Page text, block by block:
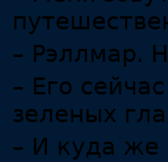
– Рэллмар.
– Его
зеленых
– И куда же